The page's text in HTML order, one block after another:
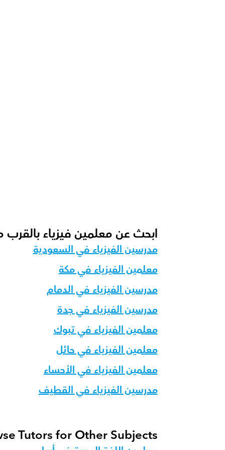
ابحث عن معلمين فيزياء
مدرسين الفيزياء في السعودية
معلمين الفيزياء في مكة
مدرسين الفيزياء في الدمام
مدرسين الفيزياء في جدة
معلمين الفيزياء في تبوك
معلمين الفيزياء في حائل
معلمين الفيزياء في الأحساء
مدرسين الفيزياء في القطيف
Tutors for Other Subjects